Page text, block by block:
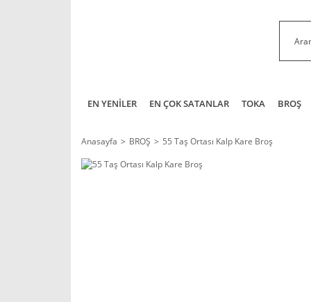
EN YENİLER EN ÇOK SATANLAR TOKA BROŞ
Anasayfa BROŞ 55 Taş Ortası Kalp Kare Broş